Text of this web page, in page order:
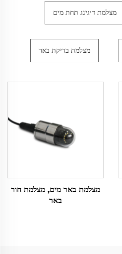
מצלמת דיגינג תחת מים
מצלמת בדיקת באר
מצלמת באר מים, מצלמת חור
באר